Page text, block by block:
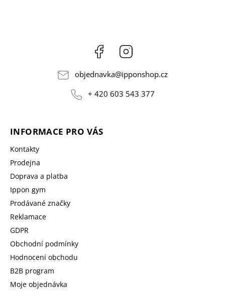
Facebook
objednavka@ipponshop.cz
+ 420 603 543 377
INFORMACE PRO VÁS
Kontakty
Prodejna
Doprava a platba
Ippon gym
Prodávané značky
Reklamace
GDPR
Obchodní podmínky
Hodnocení obchodu
B2B program
Moje objednávka